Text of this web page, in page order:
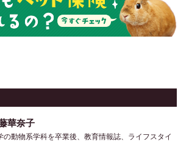
華奈子
の動物系学科を卒業後、教育情報誌、ライフスタイ